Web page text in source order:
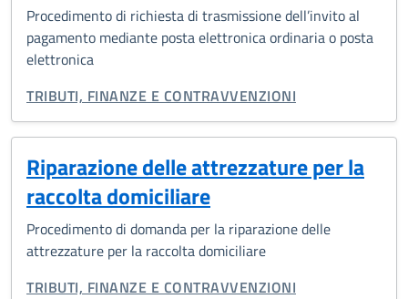
Procedimento di richiesta di trasmissione dell’invito al
pagamento mediante posta elettronica ordinaria o posta
elettronica
CATEGORIA CORRELATA:
TRIBUTI, FINANZE E CONTRAVVENZIONI
Riparazione delle attrezzature per la
raccolta domiciliare
Procedimento di domanda per la riparazione delle
attrezzature per la raccolta domiciliare
CATEGORIA CORRELATA:
TRIBUTI, FINANZE E CONTRAVVENZIONI